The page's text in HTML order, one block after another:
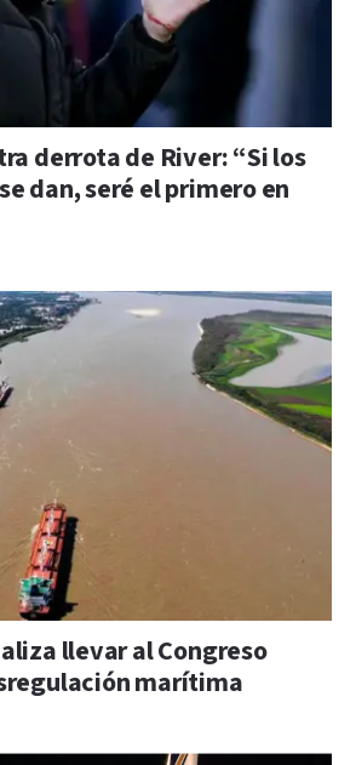
derrota de River: “Si los
dan, seré el primero en
llevar al Congreso
marítima